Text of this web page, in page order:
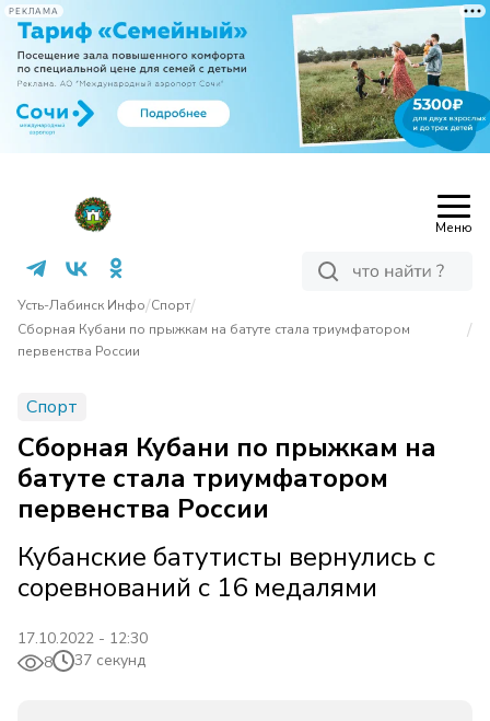
РЕКЛАМА
Меню
Усть-Лабинск Инфо/Спорт/
Сборная Кубани по прыжкам на батуте стала триумфатором
первенства России
/
Спорт
Сборная Кубани по прыжкам на
батуте стала триумфатором
первенства России
Кубанские батутисты вернулись с
соревнований с 16 медалями
17.10.2022 - 12:30
8
37 секунд